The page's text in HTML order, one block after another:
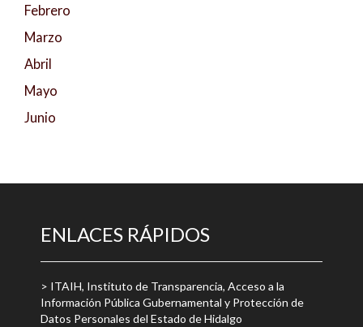
Febrero
Marzo
Abril
Mayo
Junio
ENLACES RÁPIDOS
> ITAIH, Instituto de Transparencia, Acceso a la
Información Pública Gubernamental y Protección de
Datos Personales del Estado de Hidalgo